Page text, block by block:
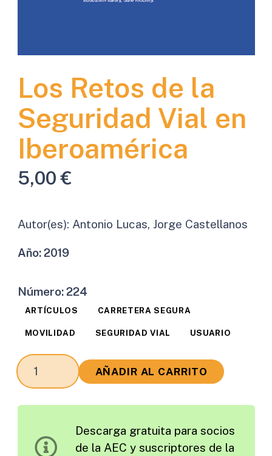
Los Retos de la
Seguridad Vial en
Iberoamérica
5,00€
Autor(es): Antonio Lucas, Jorge Castellanos
Año:2019
Número:224
ARTÍCULOS CARRETERA SEGURA
MOVILIDAD SEGURIDAD VIAL USUARIO
Los
Retos
Vial
AÑADIR AL CARRITO
Descarga gratuita para socios
de la AEC y suscriptores de la